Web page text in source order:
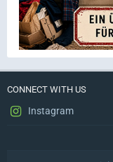
CONNECT WITH US
Instagram